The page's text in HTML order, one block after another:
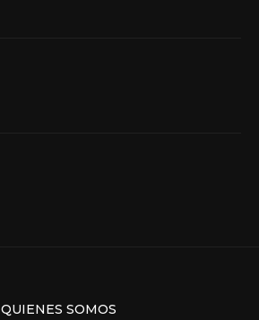
QUIENES SOMOS